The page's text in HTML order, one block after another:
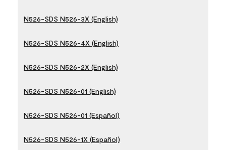
N526-SDS N526-3X (English)
N526-SDS N526-4X (English)
N526-SDS N526-2X (English)
N526-SDS N526-01 (English)
N526-SDS N526-01 (Español)
N526-SDS N526-1X (Español)